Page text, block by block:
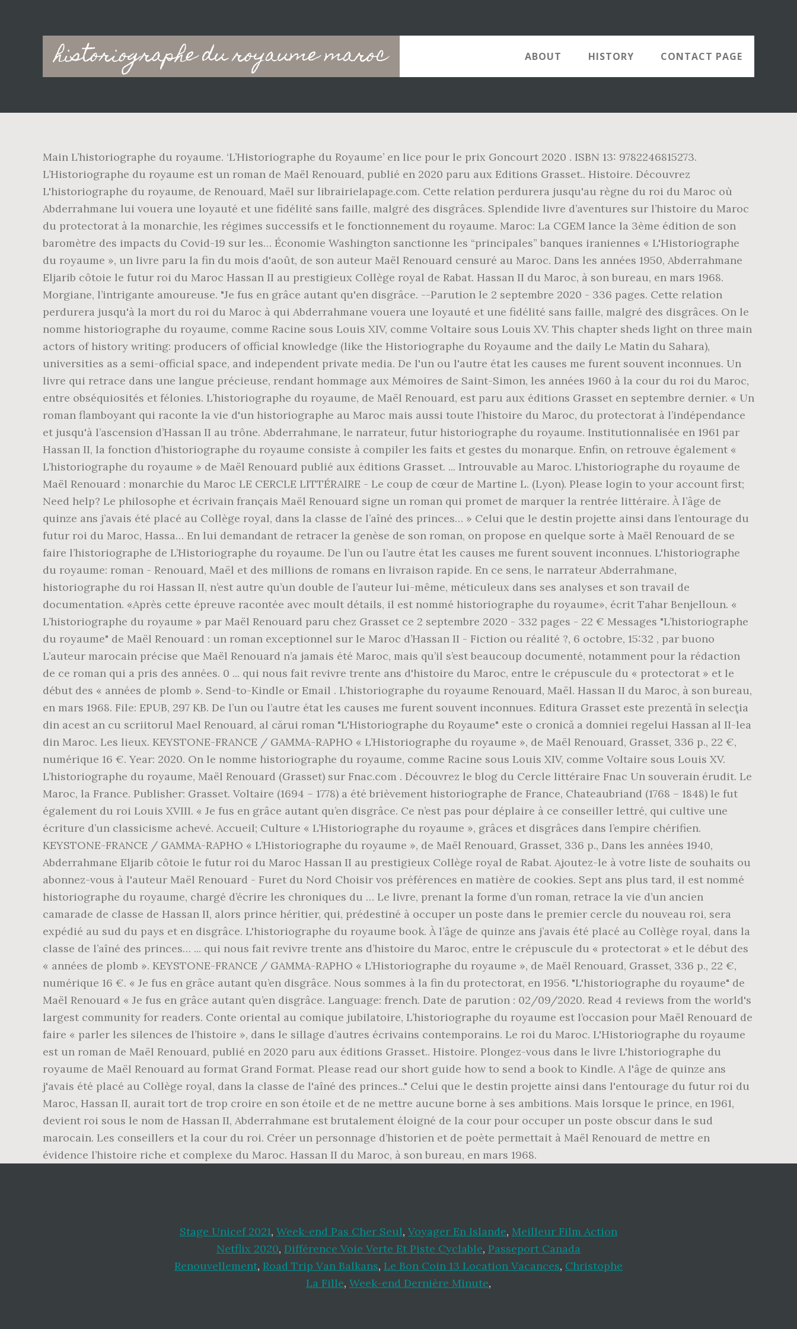
historiographe du royaume maroc
Main
navigation
ABOUT HISTORY CONTACT PAGE
Main L’historiographe du royaume. ‘L’Historiographe du Royaume’ en lice pour le prix Goncourt 2020 . ISBN 13: 9782246815273.
L’Historiographe du royaume est un roman de Maël Renouard, publié en 2020 paru aux Editions Grasset.. Histoire. Découvrez
L'historiographe du royaume, de Renouard, Maël sur librairielapage.com. Cette relation perdurera jusqu'au règne du roi du Maroc où
Abderrahmane lui vouera une loyauté et une fidélité sans faille, malgré des disgrâces. Splendide livre d’aventures sur l’histoire du Maroc
du protectorat à la monarchie, les régimes successifs et le fonctionnement du royaume. Maroc: La CGEM lance la 3ème édition de son
baromètre des impacts du Covid-19 sur les… Économie Washington sanctionne les “principales” banques iraniennes « L'Historiographe
du royaume », un livre paru la fin du mois d'août, de son auteur Maël Renouard censuré au Maroc. Dans les années 1950, Abderrahmane
Eljarib côtoie le futur roi du Maroc Hassan II au prestigieux Collège royal de Rabat. Hassan II du Maroc, à son bureau, en mars 1968.
Morgiane, l’intrigante amoureuse. "Je fus en grâce autant qu'en disgrâce. --Parution le 2 septembre 2020 - 336 pages. Cette relation
perdurera jusqu'à la mort du roi du Maroc à qui Abderrahmane vouera une loyauté et une fidélité sans faille, malgré des disgrâces. On le
nomme historiographe du royaume, comme Racine sous Louis XIV, comme Voltaire sous Louis XV. This chapter sheds light on three main
actors of history writing: producers of official knowledge (like the Historiographe du Royaume and the daily Le Matin du Sahara),
universities as a semi-official space, and independent private media. De l'un ou l'autre état les causes me furent souvent inconnues. Un
livre qui retrace dans une langue précieuse, rendant hommage aux Mémoires de Saint-Simon, les années 1960 à la cour du roi du Maroc,
entre obséquiosités et félonies. L’historiographe du royaume, de Maël Renouard, est paru aux éditions Grasset en septembre dernier. « Un
roman flamboyant qui raconte la vie d'un historiographe au Maroc mais aussi toute l’histoire du Maroc, du protectorat à l’indépendance
et jusqu'à l’ascension d’Hassan II au trône. Abderrahmane, le narrateur, futur historiographe du royaume. Institutionnalisée en 1961 par
Hassan II, la fonction d’historiographe du royaume consiste à compiler les faits et gestes du monarque. Enfin, on retrouve également «
L’historiographe du royaume » de Maël Renouard publié aux éditions Grasset. ... Introuvable au Maroc. L’historiographe du royaume de
Maël Renouard : monarchie du Maroc LE CERCLE LITTÉRAIRE - Le coup de cœur de Martine L. (Lyon). Please login to your account first;
Need help? Le philosophe et écrivain français Maël Renouard signe un roman qui promet de marquer la rentrée littéraire. À l’âge de
quinze ans j’avais été placé au Collège royal, dans la classe de l’aîné des princes… » Celui que le destin projette ainsi dans l’entourage du
futur roi du Maroc, Hassa… En lui demandant de retracer la genèse de son roman, on propose en quelque sorte à Maël Renouard de se
faire l’historiographe de L’Historiographe du royaume. De l’un ou l’autre état les causes me furent souvent inconnues. L'historiographe
du royaume: roman - Renouard, Maël et des millions de romans en livraison rapide. En ce sens, le narrateur Abderrahmane,
historiographe du roi Hassan II, n’est autre qu’un double de l’auteur lui-même, méticuleux dans ses analyses et son travail de
documentation. «Après cette épreuve racontée avec moult détails, il est nommé historiographe du royaume», écrit Tahar Benjelloun. «
L’historiographe du royaume » par Maël Renouard paru chez Grasset ce 2 septembre 2020 - 332 pages - 22 € Messages "L’historiographe
du royaume" de Maël Renouard : un roman exceptionnel sur le Maroc d’Hassan II - Fiction ou réalité ?, 6 octobre, 15:32 , par buono
L’auteur marocain précise que Maël Renouard n’a jamais été Maroc, mais qu’il s’est beaucoup documenté, notamment pour la rédaction
de ce roman qui a pris des années. 0 ... qui nous fait revivre trente ans d'histoire du Maroc, entre le crépuscule du « protectorat » et le
début des « années de plomb ». Send-to-Kindle or Email . L’historiographe du royaume Renouard, Maël. Hassan II du Maroc, à son bureau,
en mars 1968. File: EPUB, 297 KB. De l’un ou l’autre état les causes me furent souvent inconnues. Editura Grasset este prezentă în selecţia
din acest an cu scriitorul Mael Renouard, al cărui roman "L'Historiographe du Royaume" este o cronică a domniei regelui Hassan al II-lea
din Maroc. Les lieux. KEYSTONE-FRANCE / GAMMA-RAPHO « L’Historiographe du royaume », de Maël Renouard, Grasset, 336 p., 22 €,
numérique 16 €. Year: 2020. On le nomme historiographe du royaume, comme Racine sous Louis XIV, comme Voltaire sous Louis XV.
L’historiographe du royaume, Maël Renouard (Grasset) sur Fnac.com . Découvrez le blog du Cercle littéraire Fnac Un souverain érudit. Le
Maroc, la France. Publisher: Grasset. Voltaire (1694 – 1778) a été brièvement historiographe de France, Chateaubriand (1768 – 1848) le fut
également du roi Louis XVIII. « Je fus en grâce autant qu’en disgrâce. Ce n’est pas pour déplaire à ce conseiller lettré, qui cultive une
écriture d’un classicisme achevé. Accueil; Culture « L’Historiographe du royaume », grâces et disgrâces dans l’empire chérifien.
KEYSTONE-FRANCE / GAMMA-RAPHO « L’Historiographe du royaume », de Maël Renouard, Grasset, 336 p., Dans les années 1940,
Abderrahmane Eljarib côtoie le futur roi du Maroc Hassan II au prestigieux Collège royal de Rabat. Ajoutez-le à votre liste de souhaits ou
abonnez-vous à l'auteur Maël Renouard - Furet du Nord Choisir vos préférences en matière de cookies. Sept ans plus tard, il est nommé
historiographe du royaume, chargé d’écrire les chroniques du … Le livre, prenant la forme d’un roman, retrace la vie d’un ancien
camarade de classe de Hassan II, alors prince héritier, qui, prédestiné à occuper un poste dans le premier cercle du nouveau roi, sera
expédié au sud du pays et en disgrâce. L'historiographe du royaume book. À l’âge de quinze ans j’avais été placé au Collège royal, dans la
classe de l’aîné des princes… ... qui nous fait revivre trente ans d’histoire du Maroc, entre le crépuscule du « protectorat » et le début des
« années de plomb ». KEYSTONE-FRANCE / GAMMA-RAPHO « L’Historiographe du royaume », de Maël Renouard, Grasset, 336 p., 22 €,
numérique 16 €. ‎« Je fus en grâce autant qu’en disgrâce. Nous sommes à la fin du protectorat, en 1956. "L'historiographe du royaume" de
Maël Renouard « Je fus en grâce autant qu’en disgrâce. Language: french. Date de parution : 02/09/2020. Read 4 reviews from the world's
largest community for readers. Conte oriental au comique jubilatoire, L’historiographe du royaume est l’occasion pour Maël Renouard de
faire « parler les silences de l’histoire », dans le sillage d’autres écrivains contemporains. Le roi du Maroc. L'Historiographe du royaume
est un roman de Maël Renouard, publié en 2020 paru aux éditions Grasset.. Histoire. Plongez-vous dans le livre L'historiographe du
royaume de Maël Renouard au format Grand Format. Please read our short guide how to send a book to Kindle. A l'âge de quinze ans
j'avais été placé au Collège royal, dans la classe de l'aîné des princes..." Celui que le destin projette ainsi dans l'entourage du futur roi du
Maroc, Hassan II, aurait tort de trop croire en son étoile et de ne mettre aucune borne à ses ambitions. Mais lorsque le prince, en 1961,
devient roi sous le nom de Hassan II, Abderrahmane est brutalement éloigné de la cour pour occuper un poste obscur dans le sud
marocain. Les conseillers et la cour du roi. Créer un personnage d’historien et de poète permettait à Maël Renouard de mettre en
évidence l’histoire riche et complexe du Maroc. Hassan II du Maroc, à son bureau, en mars 1968.
Stage Unicef 2021, Week-end Pas Cher Seul, Voyager En Islande, Meilleur Film Action
Netflix 2020, Différence Voie Verte Et Piste Cyclable, Passeport Canada
Renouvellement, Road Trip Van Balkans, Le Bon Coin 13 Location Vacances, Christophe
La Fille, Week-end Dernière Minute,